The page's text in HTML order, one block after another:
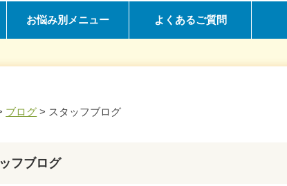
お悩み別メニュー よくあるご質問
ブログ > スタッフブログ
フブログ